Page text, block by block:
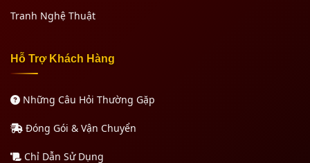
Tranh Nghệ Thuật
Hỗ Trợ Khách Hàng
Những Câu Hỏi Thường Gặp
Đóng Gói & Vận Chuyển
Chỉ Dẫn Sử Dụng